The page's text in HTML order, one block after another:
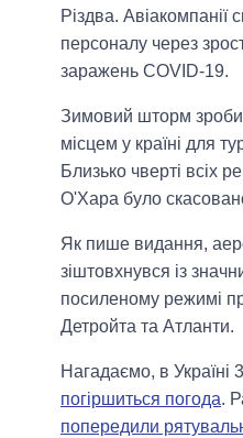
Різдва. Авіакомпанії
персоналу через
заражень COVID-19.
Зимовий шторм
місцем у країні для
Близько чверті всіх
О'Хара було
Як пише видання,
зіштовхнувся із
посиленому режимі
Детройта та Атланти.
Нагадаємо, в Україні
погіршиться погода.
попередили